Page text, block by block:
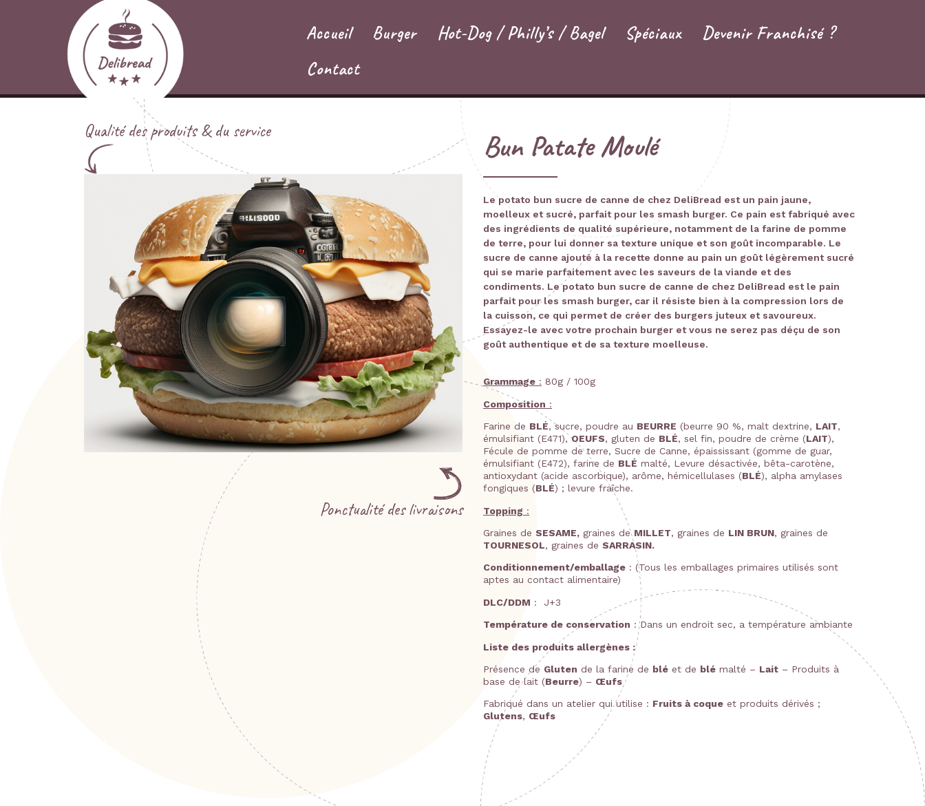
Accueil Burger Hot-Dog / Philly’s / Bagel Spéciaux
Devenir Franchisé ?
Contact
Qualité des produits & du service
Ponctualité des livraisons
Bun Patate Moulé
Le potato bun sucre de canne de chez DeliBread est un pain jaune,
moelleux et sucré, parfait pour les smash burger. Ce pain est fabriqué avec
des ingrédients de qualité supérieure, notamment de la farine de pomme
de terre, pour lui donner sa texture unique et son goût incomparable. Le
sucre de canne ajouté à la recette donne au pain un goût légèrement sucré
qui se marie parfaitement avec les saveurs de la viande et des
condiments. Le potato bun sucre de canne de chez DeliBread est le pain
parfait pour les smash burger, car il résiste bien à la compression lors de
la cuisson, ce qui permet de créer des burgers juteux et savoureux.
Essayez-le avec votre prochain burger et vous ne serez pas déçu de son
goût authentique et de sa texture moelleuse.
Grammage : 80g / 100g
Composition :
Farine de BLÉ, sucre, poudre au BEURRE (beurre 90 %, malt dextrine, LAIT,
émulsifiant (E471),OEUFS, gluten de BLÉ, sel fin, poudre de crème (LAIT),
Fécule de pomme de terre, Sucre de Canne, épaississant (gomme de guar,
émulsifiant (E472), farine de BLÉ malté, Levure désactivée, bêta-carotène,
antioxydant (acide ascorbique), arôme, hémicellulases (BLÉ), alpha amylases
fongiques (BLÉ) ; levure fraîche.
Topping :
Graines de SESAME, graines de MILLET, graines de LIN BRUN, graines de
TOURNESOL, graines de SARRASIN.
Conditionnement/emballage : (Tous les emballages primaires utilisés sont
aptes au contact alimentaire)
DLC/DDM : J+3
Température de conservation : Dans un endroit sec, a température ambiante
Liste des produits allergènes :
Présence de Gluten de la farine de blé et de blé malté – Lait – Produits à
base de lait (Beurre) – Œufs
Fabriqué dans un atelier qui utilise : Fruits à coque et produits dérivés ;
Glutens, Œufs